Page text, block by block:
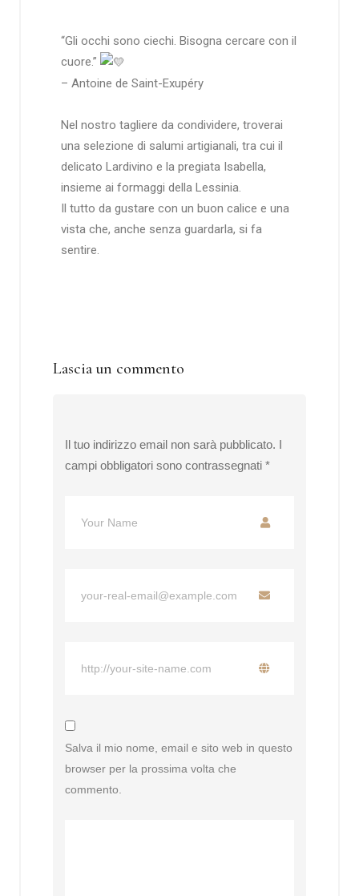
“Gli occhi sono ciechi. Bisogna cercare con il
cuore.”
– Antoine de Saint-Exupéry
Nel nostro tagliere da condividere, troverai
una selezione di salumi artigianali, tra cui il
delicato Lardivino e la pregiata Isabella,
insieme ai formaggi della Lessinia.
Il tutto da gustare con un buon calice e una
vista che, anche senza guardarla, si fa
sentire.
Lascia un commento
Il tuo indirizzo email non sarà pubblicato. I
campi obbligatori sono contrassegnati *
Salva il mio nome, email e sito web in questo
browser per la prossima volta che
commento.